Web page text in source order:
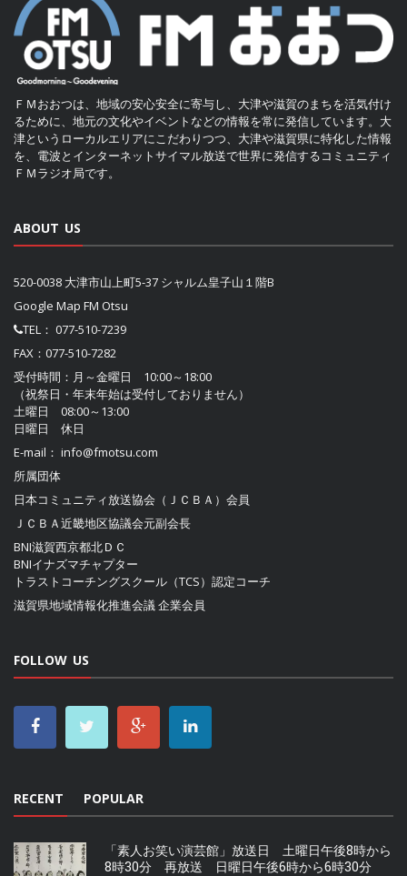
ＦＭおおつは、地域の安心安全に寄与し、大津や滋賀のまちを活気付け
るために、地元の文化やイベントなどの情報を常に発信しています。大
津というローカルエリアにこだわりつつ、大津や滋賀県に特化した情報
を、電波とインターネットサイマル放送で世界に発信するコミュニティ
ＦＭラジオ局です。
ABOUT US
520-0038 大津市山上町5-37 シャルム皇子山１階B
Google Map FM Otsu
TEL： 077-510-7239
FAX：077-510-7282
受付時間：月～金曜日 10:00～18:00
（祝祭日・年末年始は受付しておりません）
土曜日 08:00～13:00
日曜日 休日
E-mail： info@fmotsu.com
所属団体
日本コミュニティ放送協会（ＪＣＢＡ） 会員
ＪＣＢＡ近畿地区協議会元副会長
BNI滋賀西京都北ＤＣ
BNIイナズマチャプター
トラストコーチングスクール（TCS）認定コーチ
滋賀県地域情報化推進会議企業会員
FOLLOW US
RECENT POPULAR
「素人お笑い演芸館」放送日 土曜日午後8時から
8時30分 再放送 日曜日午後6時から6時30分